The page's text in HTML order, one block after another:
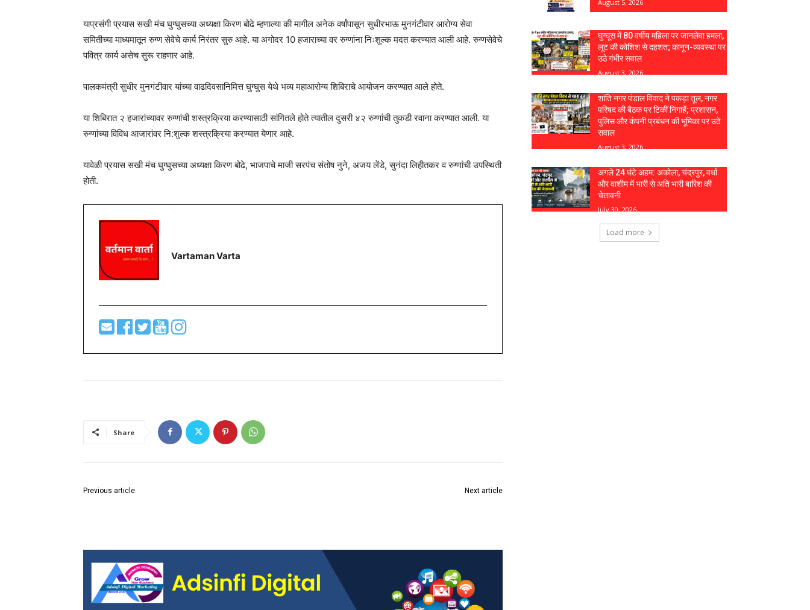
याप्रसंगी प्रयास सखी मंच घुग्घुसच्या अध्यक्षा किरण बोढे म्हणाल्या की मागील अनेक वर्षांपासून सुधीरभाऊ मुनगंटीवार आरोग्य सेवा
समितीच्या माध्यमातून रुग्ण सेवेचे कार्य निरंतर सुरु आहे. या अगोदर 10 हजाराच्या वर रुग्णांना निःशुल्क मदत करण्यात आली आहे. रुग्णसेवेचे
पवित्र कार्य असेच सुरू राहणार आहे.
पालकमंत्री सुधीर मुनगंटीवार यांच्या वाढदिवसानिमित्त घुग्घुस येथे भव्य महाआरोग्य शिबिराचे आयोजन करण्यात आले होते.
या शिबिरात २ हजारांच्यावर रुग्णांची शस्त्रक्रिया करण्यासाठी सांगितले होते त्यातील दुसरी ४२ रुग्णांची तुकडी रवाना करण्यात आली. या
रुग्णांच्या विविध आजारांवर नि:शुल्क शस्त्रक्रिया करण्यात येणार आहे.
यावेळी प्रयास सखी मंच घुग्घुसच्या अध्यक्षा किरण बोढे, भाजपाचे माजी सरपंच संतोष नुने, अजय लेंडे, सुनंदा लिहीतकर व रुग्णांची उपस्थिती
होती.
Vartaman Varta
Share
Previous article Next article
August 5, 2026
घुग्घूस में 80 वर्षीय महिला पर जानलेवा हमला,
लूट की कोशिश से दहशत; कानून-व्यवस्था पर
उठे गंभीर सवाल
August 3, 2026
शांति नगर पंडाल विवाद ने पकड़ा तूल, नगर
परिषद की बैठक पर टिकीं निगाहें; प्रशासन,
पुलिस और कंपनी प्रबंधन की भूमिका पर उठे
सवाल
August 3, 2026
अगले 24 घंटे अहम: अकोला, चंद्रपुर, वर्धा
और वाशीम में भारी से अति भारी बारिश की
चेतावनी
July 30, 2026
Load more